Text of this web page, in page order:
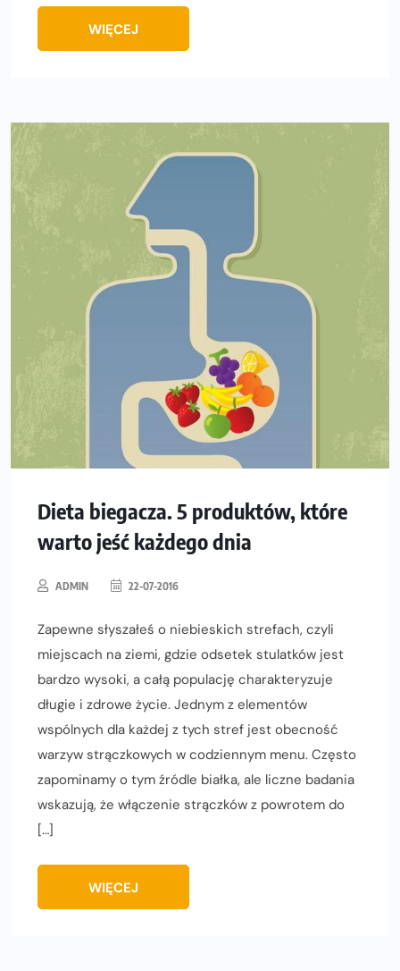
WIĘCEJ
Dieta biegacza. 5 produktów, które
warto jeść każdego dnia
ADMIN 22-07-2016
Zapewne słyszałeś o niebieskich strefach, czyli
miejscach na ziemi, gdzie odsetek stulatków jest
bardzo wysoki, a całą populację charakteryzuje
długie i zdrowe życie. Jednym z elementów
wspólnych dla każdej z tych stref jest obecność
warzyw strączkowych w codziennym menu. Często
zapominamy o tym źródle białka, ale liczne badania
wskazują, że włączenie strączków z powrotem do
[…]
WIĘCEJ